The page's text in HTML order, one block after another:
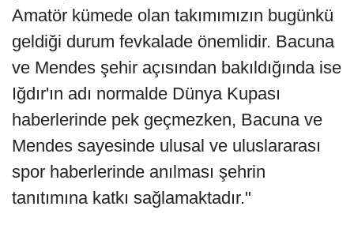
Amatör kümede olan takımımızın bugünkü
geldiği durum fevkalade önemlidir. Bacuna
ve Mendes şehir açısından bakıldığında ise
Iğdır'ın adı normalde Dünya Kupası
haberlerinde pek geçmezken, Bacuna ve
Mendes sayesinde ulusal ve uluslararası
spor haberlerinde anılması şehrin
tanıtımına katkı sağlamaktadır."